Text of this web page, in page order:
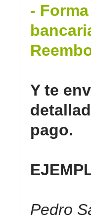
-
Y te
pago.
Pedro